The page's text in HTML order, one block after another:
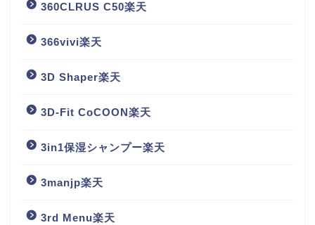
360CLRUS C50楽天
366vivi楽天
3D Shaper楽天
3D-Fit CoCOON楽天
3in1保湿シャンプー楽天
3manjp楽天
3rd Menu楽天